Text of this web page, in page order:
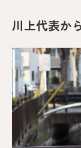
川上代表か